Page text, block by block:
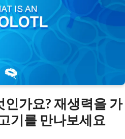
가요? 재생력을 가
기를 만나보세요